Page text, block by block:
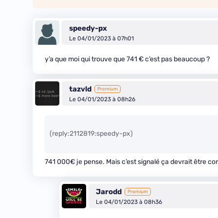
speedy-px
Le 04/01/2023 à 07h01
y’a que moi qui trouve que 741 € c’est pas beaucoup ?
tazvld Premium
Le 04/01/2023 à 08h26
(reply:2112819:speedy-px)
741 000€ je pense. Mais c’est signalé ça devrait être
Jarodd Premium
Le 04/01/2023 à 08h36